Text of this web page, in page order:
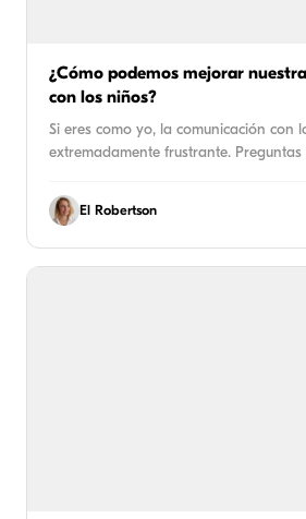
¿Cómo podemos mejorar
con los niños?
Si eres como yo, la comunicación con
extremadamente frustrante.
El Robertson